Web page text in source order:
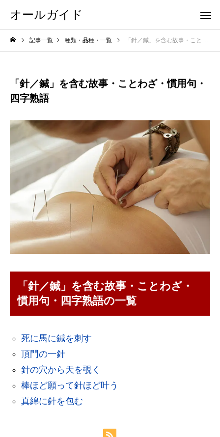
オールガイド
記事一覧 種類・品種・一覧 「針／鍼」を含む故事・ことわざ・慣用句・四字熟語
「針／鍼」を含む故事・ことわざ・慣用句・
四字熟語
「針／鍼」を含む故事・ことわざ・
慣用句・四字熟語の一覧
死に馬に鍼を刺す
頂門の一針
針の穴から天を覗く
棒ほど願って針ほど叶う
真綿に針を包む